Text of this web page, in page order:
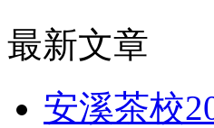
最新文章
安溪茶校